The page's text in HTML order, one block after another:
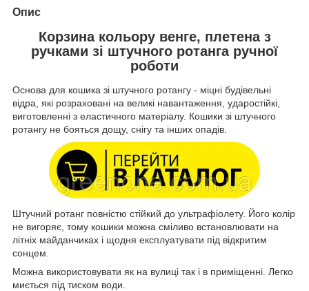
Опис
Корзина кольору венге, плетена з
ручками зі штучного ротанга ручної
роботи
Основа для кошика зі штучного ротангу - міцні будівельні
відра, які розраховані на великі навантаження, ударостійкі,
виготовленні з еластичного матеріалу. Кошики зі штучного
ротангу не бояться дощу, снігу та інших опадів.
Штучний ротанг повністю стійкий до ультрафіолету. Його колір
не вигоряє, тому кошики можна сміливо встановлювати на
літніх майданчиках і щодня експлуатувати під відкритим
сонцем.
Можна використовувати як на вулиці так і в приміщенні. Легко
миється під тиском води.